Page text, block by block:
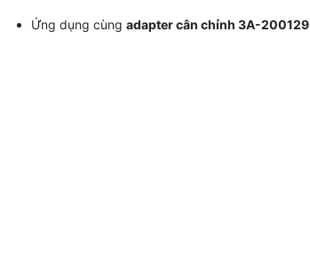
Ứng dụng cùng adapter cân chỉnh 3A-200129